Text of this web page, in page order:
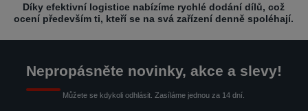
Díky efektivní logistice nabízíme rychlé dodání dílů, což
ocení především ti, kteří se na svá zařízení denně spoléhají.
Nepropásněte novinky, akce a slevy!
Můžete se kdykoli odhlásit. Zasíláme jednou za 14 dní.